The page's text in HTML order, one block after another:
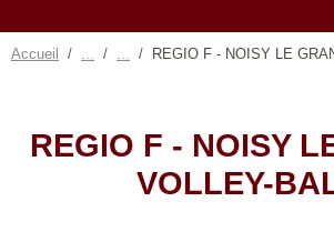
Accueil REGIO F - NOISY LE
REGIO F - NOISY
VOLLEY-